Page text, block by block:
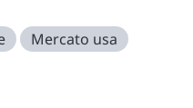
Mercato usa